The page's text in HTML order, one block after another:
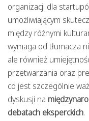
organizacji dla
umożliwiającym
między różnymi
wymaga od tłumacza
ale również
przetwarzania oraz
co jest szczególnie
dyskusji na
debatach eksperckich.